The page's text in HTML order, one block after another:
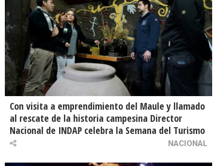
Con visita a emprendimiento del Maule y llamado
al rescate de la historia campesina Director
Nacional de INDAP celebra la Semana del Turismo
NACIONAL